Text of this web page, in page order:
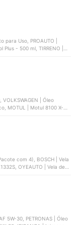
para Uso, PROAUTO |
Plus - 500 ml, TIRRENO |
| Óleo
MOTUL | Motul 8100 X-
com 4), BOSCH | Vela
OYEAUTO | Vela de
5W-30, PETRONAS | Óleo